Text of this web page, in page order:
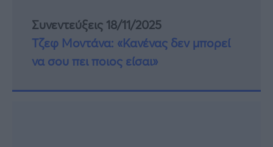
Συνεντεύξεις 18/11/2025
Τζεφ Μοντάνα: «Κανένας δεν μπορεί
να σου πει ποιος είσαι»